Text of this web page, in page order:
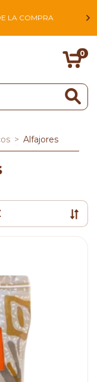
LA COMPRA
0
> Alfajores